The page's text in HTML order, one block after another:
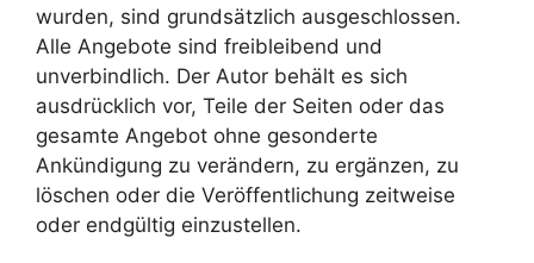
wurden, sind grundsätzlich ausgeschlossen.
Alle Angebote sind freibleibend und
unverbindlich. Der Autor behält es sich
ausdrücklich vor, Teile der Seiten oder das
gesamte Angebot ohne gesonderte
Ankündigung zu verändern, zu ergänzen, zu
löschen oder die Veröffentlichung zeitweise
oder endgültig einzustellen.